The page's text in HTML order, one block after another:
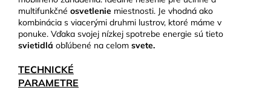
multifunkčné osvetlenie miestnosti. Je vhodná ako
kombinácia s viacerými druhmi lustrov, ktoré máme v
ponuke. Vďaka svojej nízkej spotrebe energie sú tieto
svietidlá obľúbené na celom svete.
TECHNICKÉ
PARAMETRE